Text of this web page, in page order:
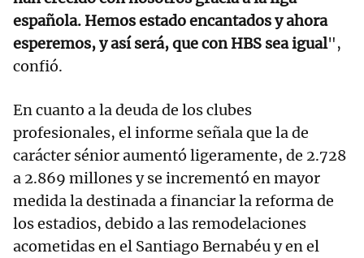
española. Hemos estado encantados y ahora
esperemos, y así será, que con HBS sea igual",
confió.
En cuanto a la deuda de los clubes
profesionales, el informe señala que la de
carácter sénior aumentó ligeramente, de 2.728
a 2.869 millones y se incrementó en mayor
medida la destinada a financiar la reforma de
los estadios, debido a las remodelaciones
acometidas en el Santiago Bernabéu y en el